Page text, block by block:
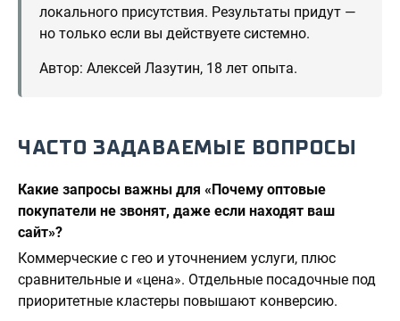
локального присутствия. Результаты придут —
но только если вы действуете системно.
Автор: Алексей Лазутин, 18 лет опыта.
ЧАСТО ЗАДАВАЕМЫЕ ВОПРОСЫ
Какие запросы важны для «Почему оптовые
покупатели не звонят, даже если находят ваш
сайт»?
Коммерческие с гео и уточнением услуги, плюс
сравнительные и «цена». Отдельные посадочные под
приоритетные кластеры повышают конверсию.